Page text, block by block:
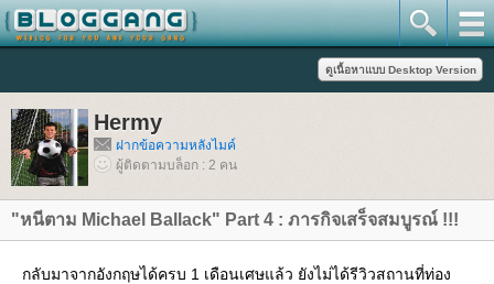
Hermy
ฝากข้อความหลังไมค์
ผู้ติดตามบล็อก : 2 คน
"หนีตาม Michael Ballack" Part 4 : ภารกิจเสร็จสมบูรณ์ !!!
กลับมาจากอังกฤษได้ครบ 1 เดือนเศษแล้ว ยังไม่ได้รีวิวสถานที่ท่อง